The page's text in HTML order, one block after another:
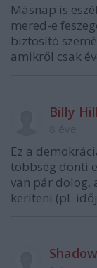
Másnap is
mered-e
biztosító
amikről csak
Billy Hill
Ez a
többség dönti
van pár dolog,
keríteni (pl.